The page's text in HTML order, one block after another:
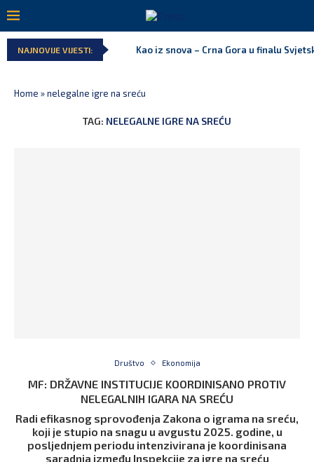
NAJNOVIJE VIJESTI: Kao iz snova – Crna Gora u finalu
Home »nelegalne igre na sreću
TAG: NELEGALNE IGRE NA SREĆU
Društvo Ekonomija
MF: DRŽAVNE INSTITUCIJE KOORDINISANO PROTIV
NELEGALNIH IGARA NA SREĆU
Radi efikasnog sprovođenja Zakona o igrama na sreću,
koji je stupio na snagu u avgustu 2025. godine, u
posljednjem periodu intenzivirana je koordinisana
saradnja između Inspekcije za igre na sreću